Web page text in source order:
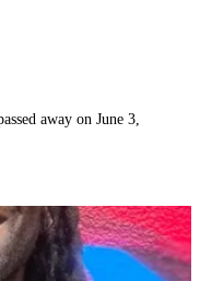
away on June 3,